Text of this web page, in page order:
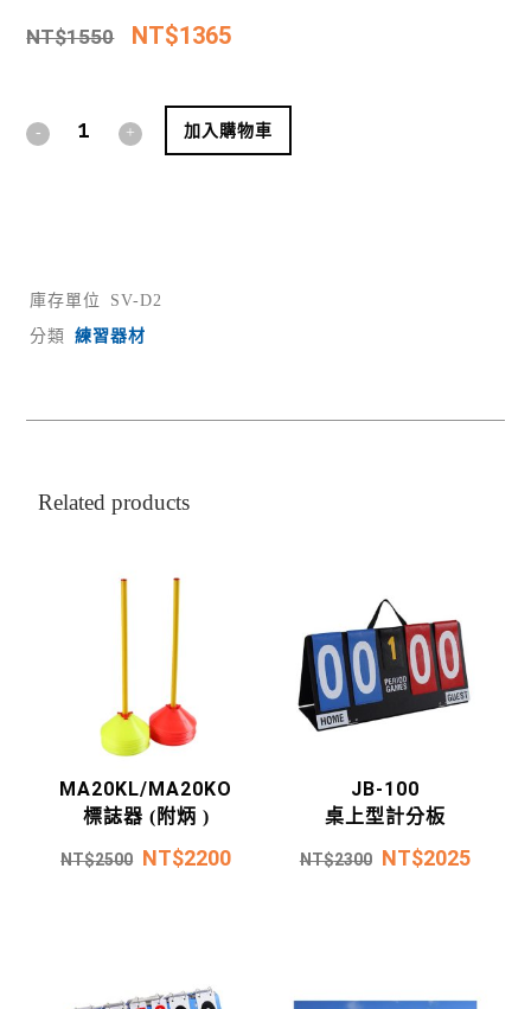
NT$1550 NT$1365
加入購物車
庫存單位
SV-D2
分類
練習器材
Related products
MA20KL/MA20KO
標誌器 (附炳 )
NT$2500 NT$2200
JB-100
桌上型計分板
NT$2300 NT$2025